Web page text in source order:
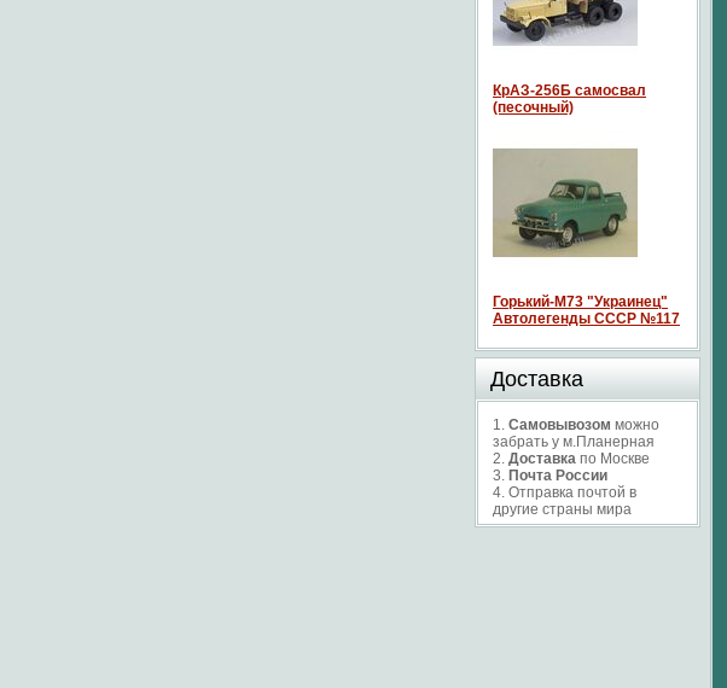
КрАЗ-256Б самосвал
(песочный)
Горький-М73 "Украинец"
Автолегенды СССР №117
Доставка
1. Самовывозом можно
забрать у м.Планерная
2. Доставка по Москве
3. Почта России
4. Отправка почтой в
другие страны мира